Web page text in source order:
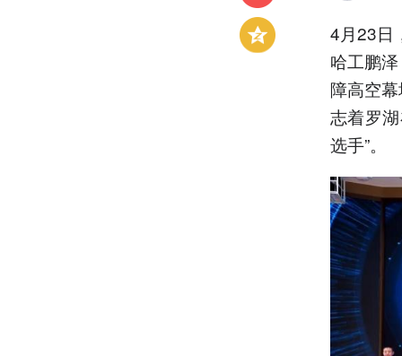
4月23日
哈工鹏
障高空
志着罗
选手”。